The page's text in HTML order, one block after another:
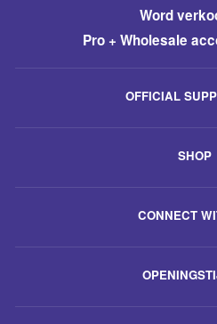
​Word
Pro + Wholesale
OFFICIAL
SHOP
CONNECT